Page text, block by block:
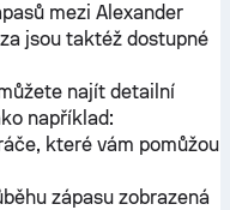
mezi Alexander
jsou taktéž dostupné
najít detailní
například:
které vám pomůžou
zápasu zobrazená